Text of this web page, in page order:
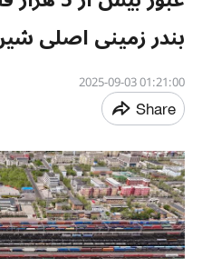
بندر زمینی اصلی
01:21:00 2025-09-03
Share